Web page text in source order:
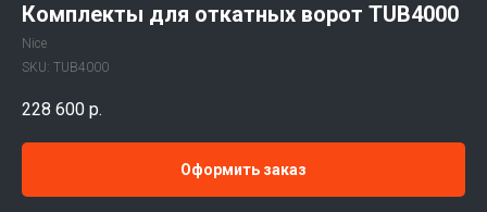
Комплекты для откатных ворот TUB4000
Nice
SKU: TUB4000
228 600 р.
Оформить заказ